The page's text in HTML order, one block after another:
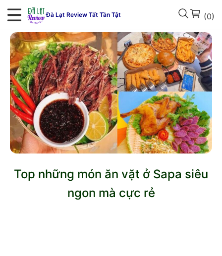
Đà Lạt Review Tất Tần Tật (0)
Top những món ăn vặt ở Sapa siêu
ngon mà cực rẻ